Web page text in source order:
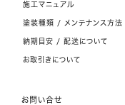
施工マニュアル
塗装種類 / メンテナンス方法
納期目安 / 配送について
お取引きについて
お問い合せ